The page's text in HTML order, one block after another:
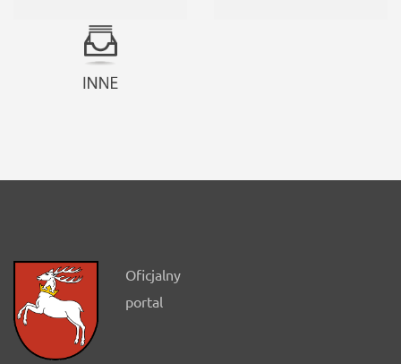
Oficjalny
portal